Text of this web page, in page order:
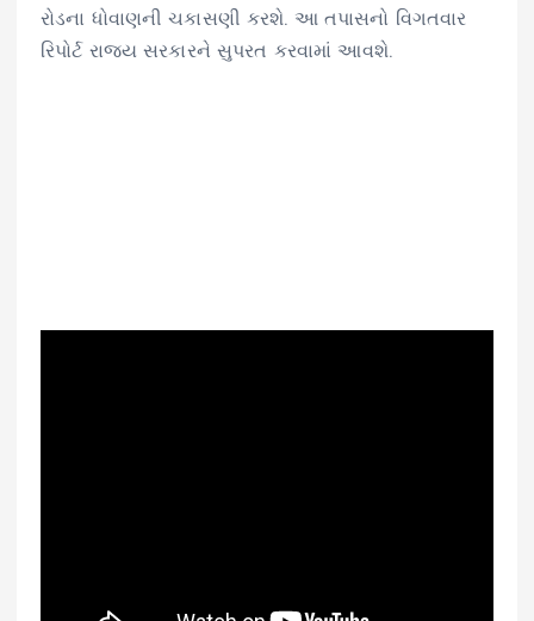
રોડના ધોવાણની ચકાસણી કરશે. આ તપાસનો વિગતવાર
રિપોર્ટ રાજ્ય સરકારને સુપરત કરવામાં આવશે.